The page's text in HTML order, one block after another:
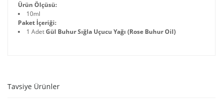
Ürün Ölçüsü:
10ml
Paket İçeriği:
1 AdetGül Buhur Sığla Uçucu Yağı (Rose Buhur Oil)
Tavsiye Ürünler